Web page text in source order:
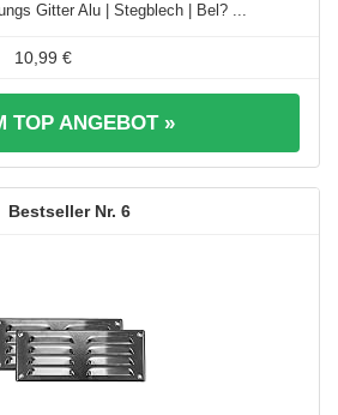
Gitter Alu | Stegblech | Bel? ...
10,99 €
TOP ANGEBOT »
6